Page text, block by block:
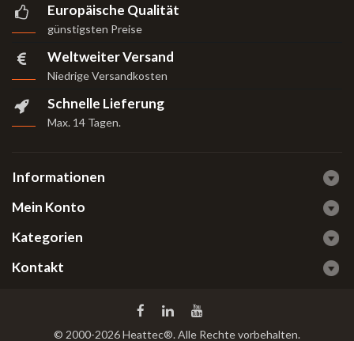
Europäische Qualität
günstigsten Preise
Weltweiter Versand
Niedrige Versandkosten
Schnelle Lieferung
Max. 14 Tagen.
Informationen
Mein Konto
Kategorien
Kontakt
© 2000-2026 Heattec®. Alle Rechte vorbehalten.